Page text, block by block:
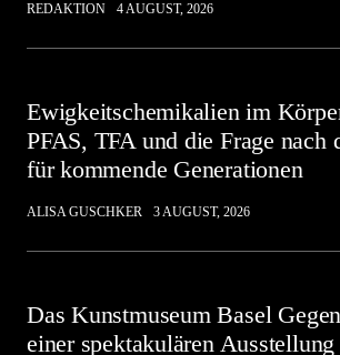
REDAKTION 4 AUGUST, 2026
Ewigkeitschemikalien im
PFAS, TFA und die Frage nach
für kommende Generationen
ALISA GUSCHKER 3 AUGUST, 2026
Das Kunstmuseum Basel
einer spektakulären